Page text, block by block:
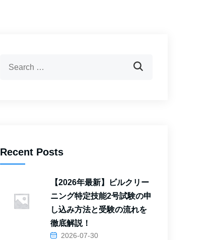
Recent Posts
【2026年最新】ビルクリー
ニング特定技能2号試験の申
し込み方法と受験の流れを
徹底解説！
2026-07-30